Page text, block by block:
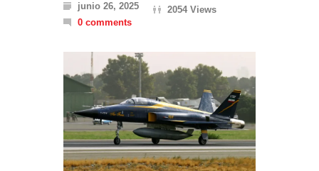
junio 26, 2025
2054 Views
0 comments